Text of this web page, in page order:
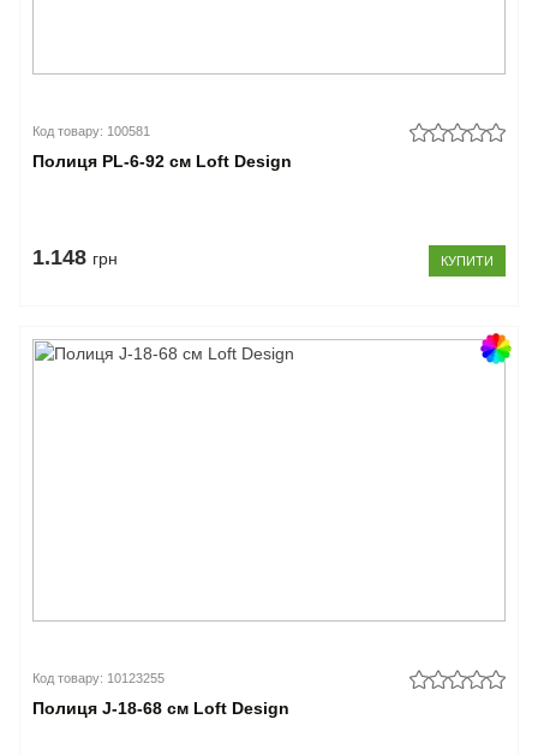
Код товару: 100581
Полиця PL-6-92 см Loft Design
1.148 грн КУПИТИ
Код товару: 10123255
Полиця J-18-68 см Loft Design